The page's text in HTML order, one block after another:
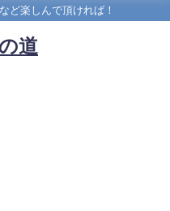
ど楽しんで頂ければ！
道